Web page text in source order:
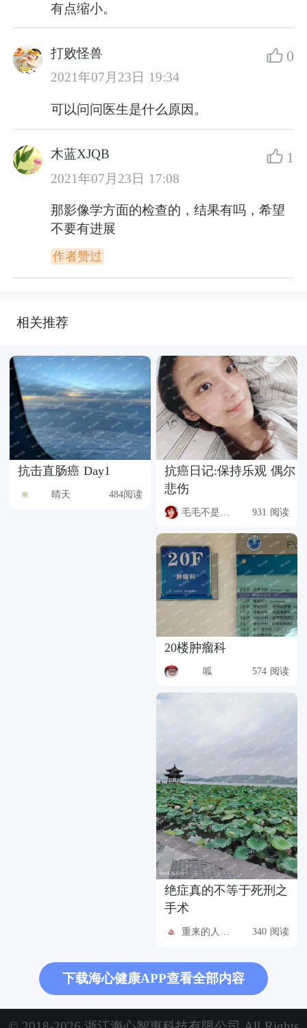
有点缩小。
打败怪兽
2021年07月23日 19:34
0
可以问问医生是什么原因。
木蓝XJQB
2021年07月23日 17:08
1
那影像学方面的检查的，结果有吗，希望
不要有进展
作者赞过
相关推荐
抗击直肠癌 Day1
晴天 484阅读
抗癌日记:保持乐观 偶尔
悲伤
931 阅读
20楼肿瘤科
呱 574 阅读
绝症真的不等于死刑之
手术
重来的人生只需要快乐 340 阅读
下载海心健康APP查看全部内容